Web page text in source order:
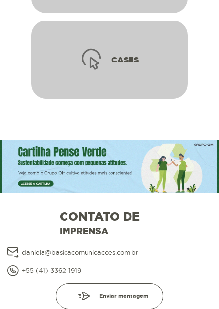
CASES
CONTATO DE
IMPRENSA
daniela@basicacomunicacoes.com.br
+55 (41) 3362-1919
Enviar mensagem